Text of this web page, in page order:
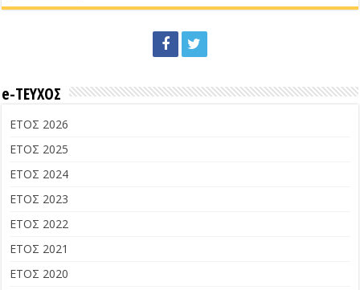
e-ΤΕΥΧΟΣ
ΕΤΟΣ 2026
ΕΤΟΣ 2025
ΕΤΟΣ 2024
ΕΤΟΣ 2023
ΕΤΟΣ 2022
ΕΤΟΣ 2021
ΕΤΟΣ 2020